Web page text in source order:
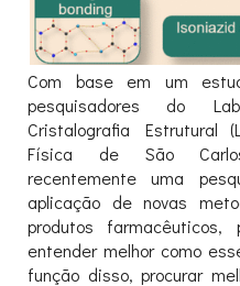
Com base em um
pesquisadores do
Cristalografia Estrutural
Física de São Carlos
recentemente uma
aplicação de novas
produtos farmacêuticos,
entender melhor como
função disso, procurar